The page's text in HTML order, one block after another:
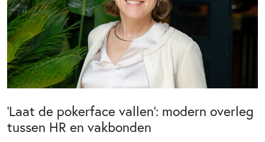
‘Laat de pokerface vallen’: modern overleg
tussen HR en vakbonden